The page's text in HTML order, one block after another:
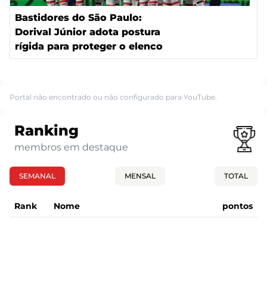
Bastidores do São Paulo:
Dorival Júnior adota postura
rígida para proteger o elenco
Portal não encontrado ou não configurado para YouTube.
Ranking
membros em destaque
SEMANAL MENSAL TOTAL
Rank Nome pontos